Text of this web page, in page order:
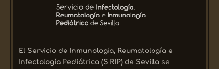
El Servicio de Inmunología, Reumatología e
Infectología Pediátrica (SIRIP) de Sevilla se